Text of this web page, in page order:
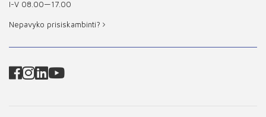
I-V 08.00—17.00
Nepavyko prisiskambinti?